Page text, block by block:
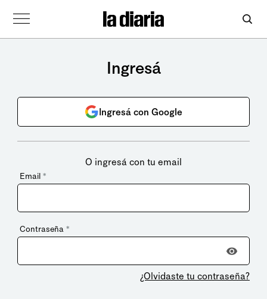
Ingresá
Ingresá con Google
O ingresá con tu email
Email *
Contraseña *
¿Olvidaste tu contraseña?